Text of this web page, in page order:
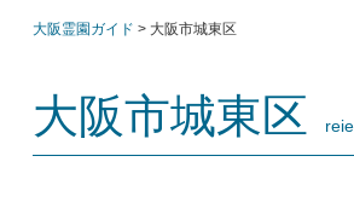
大阪霊園ガイド > 大阪市城東区
大阪市城東区